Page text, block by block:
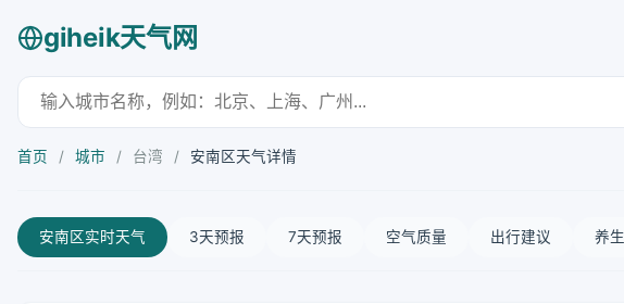
giheik天气网
首页 / 城市 / 台湾 / 安南区天气详情
安南区实时天气 3天预报 7天预报 空气质量 出行建议 养